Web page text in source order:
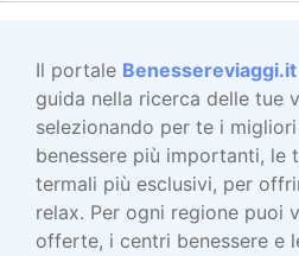
Il portale Benessereviaggi.it
guida nella ricerca delle tue
selezionando per te i
benessere più importanti, le
termali più esclusivi, per
relax. Per ogni regione puoi
offerte, i centri benessere e